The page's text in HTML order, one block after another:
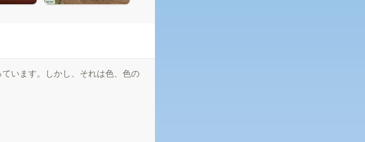
います。しかし、それは色、色の